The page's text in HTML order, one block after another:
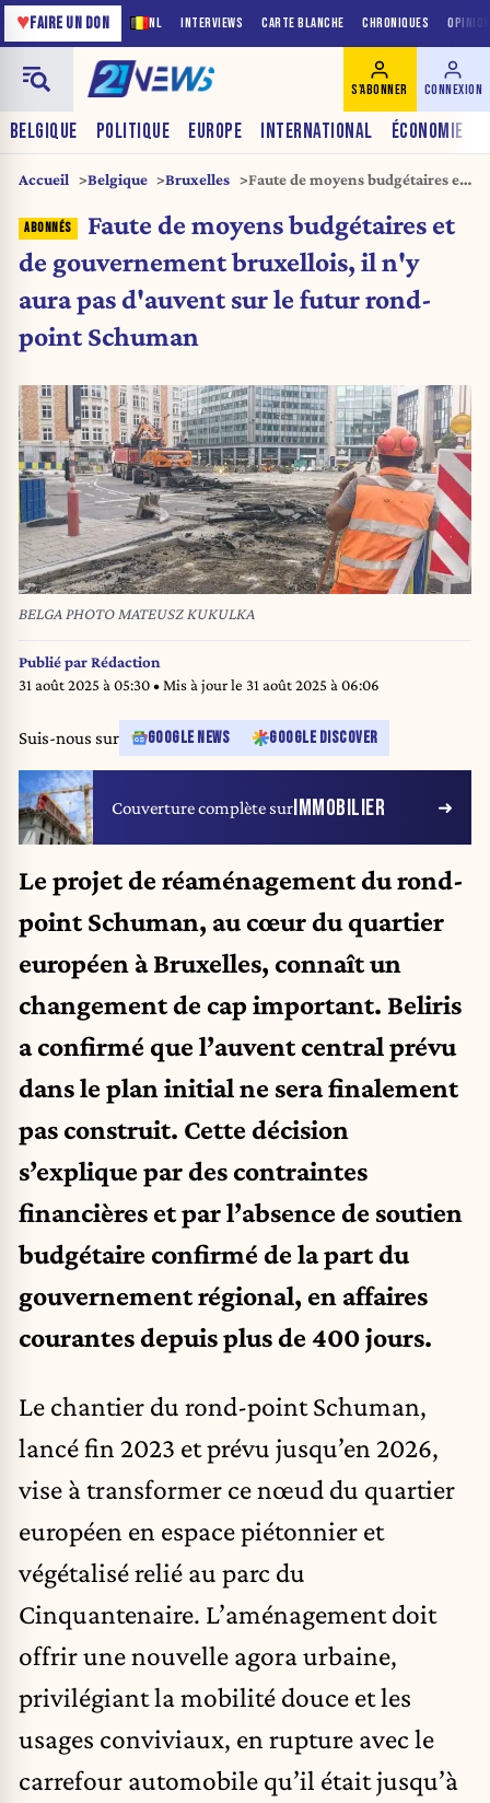
NL INTERVIEWS CARTE BLANCHE CHRONIQUES
♥FAIRE UN DON
BELGIQUE POLITIQUE EUROPE INTERNATIONAL ÉCONOMIE
S'ABONNER CONNEXION
Accueil Belgique Bruxelles
Faute de moyens budgétaires et
n’y aura pas d’auvent sur le
futur rond-point Schuman
Faute de moyens budgétaires et
de gouvernement bruxellois, il n'y
aura pas d'auvent sur le futur rond-
point Schuman
BELGA PHOTO MATEUSZ KUKULKA
Publié parRédaction
31 août 2025 à 05:30• Mis à jour le 31 août 2025 à 06:06
Suis-nous sur GOOGLE NEWS GOOGLE DISCOVER
Couverture complète surIMMOBILIER
Le projet de réaménagement du rond-
point Schuman, au cœur du quartier
européen à Bruxelles, connaît un
changement de cap important. Beliris
a confirmé que l’auvent central prévu
dans le plan initial ne sera finalement
pas construit. Cette décision
s’explique par des contraintes
financières et par l’absence de soutien
budgétaire confirmé de la part du
gouvernement régional, en affaires
courantes depuis plus de 400 jours.
Le chantier du rond-point Schuman,
lancé fin 2023 et prévu jusqu’en 2026,
vise à transformer ce nœud du quartier
européen en espace piétonnier et
végétalisé relié au parc du
Cinquantenaire. L’aménagement doit
offrir une nouvelle agora urbaine,
privilégiant la mobilité douce et les
usages conviviaux, en rupture avec le
carrefour automobile qu’il était jusqu’à